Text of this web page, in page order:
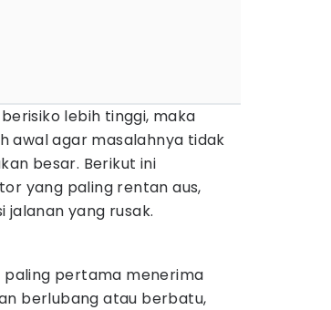
lebih tinggi, maka
awal agar masalahnya tidak
besar. Berikut ini
yang paling rentan aus,
jalanan yang rusak.
paling pertama menerima
berlubang atau berbatu,